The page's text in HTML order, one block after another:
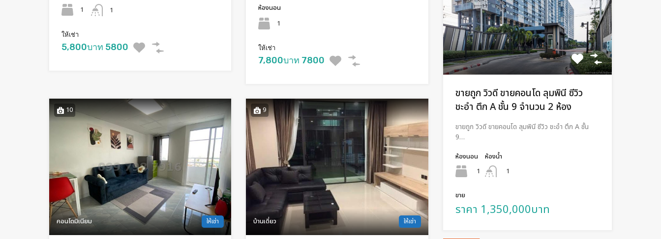
1
1
ให้เช่า
5,800บาท 5800
ห้องนอน
1
ให้เช่า
7,800บาท 7800
10
คอนโดมิเนียม ให้เช่า
9
บ้านเดี่ยว ให้เช่า
ขายถูก วิวดี ขายคอนโด ลุมพินี ซีวิว
ชะอำ ตึก A ชั้น 9 จำนวน 2 ห้อง
ขายถูก วิวดี ขายคอนโด ลุมพินี ซีวิว ชะอำ ตึก A ชั้น
9…
ห้องนอน
1
ห้องน้ำ
1
ขาย
ราคา 1,350,000บาท